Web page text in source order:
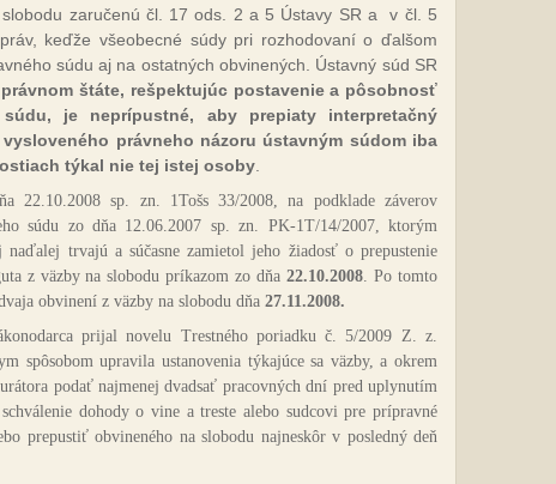
zaručenú čl. 17 ods. 2 a 5 Ústavy SR a v čl. 5
keďže všeobecné súdy pri rozhodovaní o ďalšom
súdu aj na ostatných obvinených. Ústavný súd SR
štáte, rešpektujúc postavenie a pôsobnosť
je neprípustné, aby prepiaty interpretačný
právneho názoru ústavným súdom iba
týkal nie tej istej osoby
22.10.2008 sp. zn. 1Tošs 33/2008, na podklade záverov
súdu zo dňa 12.06.2007 sp. zn. PK-1T/14/2007, ktorým
trvajú a súčasne zamietol jeho žiadosť o prepustenie
z väzby na slobodu príkazom zo dňa22.10.2008. Po tomto
obvinení z väzby na slobodu dňa 27.11.2008.
prijal novelu Trestného poriadku č. 5/2009 Z. z.
spôsobom upravila ustanovenia týkajúce sa väzby, a okrem
podať najmenej dvadsať pracovných dní pred uplynutím
dohody o vine a treste alebo sudcovi pre prípravné
prepustiť obvineného na slobodu najneskôr v posledný deň